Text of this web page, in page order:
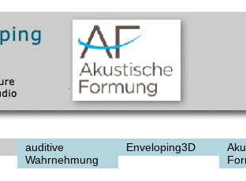
auditive
Wahrnehmung
Enveloping3D